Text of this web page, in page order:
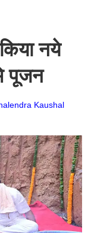
नये
पूजन
Kaushal